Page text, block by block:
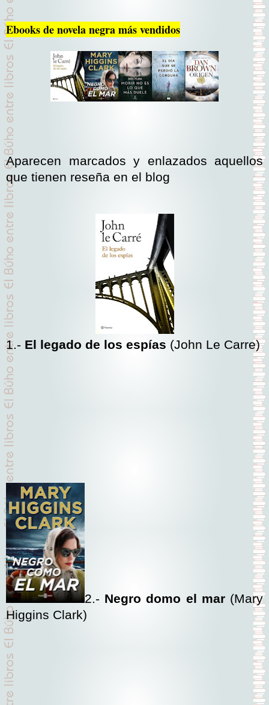
Ebooks de novela negra más vendidos
Aparecen marcados y enlazados aquellos
que tienen reseña en el blog
1.- El legado de los espías (John Le Carre)
2.- Negro domo el mar(Mary
Higgins Clark)